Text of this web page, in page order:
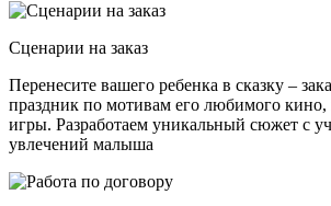
Сценарии на заказ
Перенесите вашего ребенка в сказку –
праздник по мотивам его любимого кино,
игры. Разработаем уникальный сюжет с
увлечений малыша